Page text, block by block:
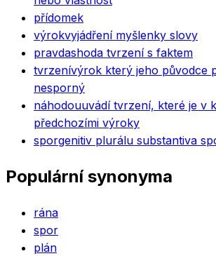
přídomek
výrokvyjádření myšlenky slovy
pravdashoda tvrzení s faktem
tvrzenívýrok který jeho původce
nesporný
náhodouuvádí tvrzení, které je v
předchozími výroky
sporgenitiv plurálu substantiva
Populární synonyma
rána
spor
plán